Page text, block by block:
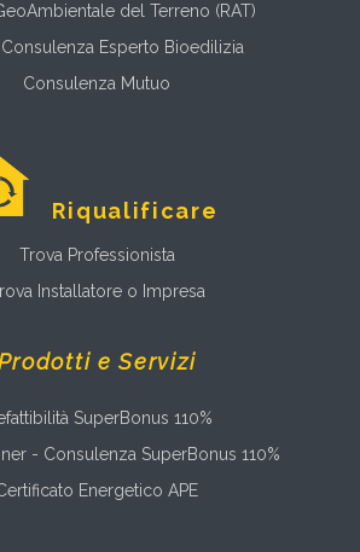
del Terreno (RAT)
Esperto Bioedilizia
Consulenza Mutuo
Riqualificare
Trova Professionista
Installatore o Impresa
e Servizi
SuperBonus 110%
- Consulenza SuperBonus 110%
Energetico APE